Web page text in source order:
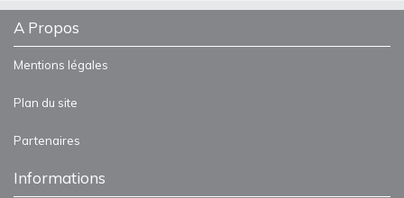
A Propos
Mentions légales
Plan du site
Partenaires
Informations